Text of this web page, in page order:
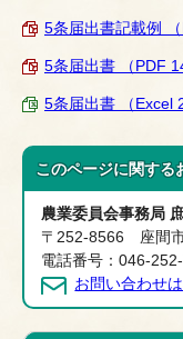
5条届出書記載例 （
5条届出書 （PDF
5条届出書 （Excel
このページに関する
農業委員会事務局
〒252-8566 座間
電話番号：046-
お問い合わせ